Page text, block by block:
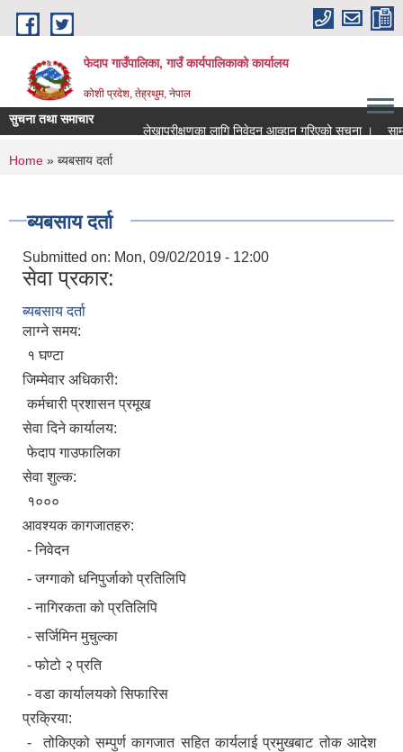
Skip to main content
फेदाप गाउँपालिका, गाउँ कार्यपालिकाको कार्यालय
कोशी प्रदेश, तेह्रथुम, नेपाल
सुचना तथा समाचार
लेखापरीक्षणका लागि निवेदन आव्हान गरिएको सूचना ।
You are here
Home » ब्यबसाय दर्ता
ब्यबसाय दर्ता
Submitted on: Mon, 09/02/2019 - 12:00
सेवा प्रकार:
ब्यबसाय दर्ता
लाग्ने समय:
१ घण्टा
जिम्मेवार अधिकारी:
कर्मचारी प्रशासन प्रमूख
सेवा दिने कार्यालय:
फेदाप गाउफालिका
सेवा शुल्क:
१०००
आवश्यक कागजातहरु:
- निवेदन
- जग्गाको धनिपुर्जाको प्रतिलिपि
- नागिरकता को प्रतिलिपि
- सर्जिमिन मुचुल्का
- फोटो २ प्रति
- वडा कार्यालयको सिफारिस
प्रक्रिया:
- तोकिएको सम्पुर्ण कागजात सहित कार्यलाई प्रमुखबाट तोक आदेश